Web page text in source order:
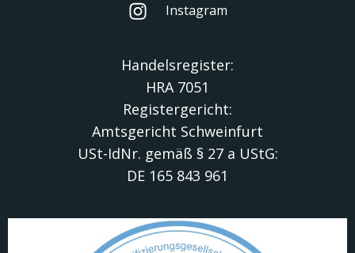
Instagram
Handelsregister:
HRA 7051
Registergericht:
Amtsgericht Schweinfurt
USt-IdNr. gemäß § 27 a UStG:
DE 165 843 961